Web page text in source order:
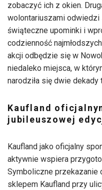
zobaczyć ich z okien.
wolontariuszami odwiedzi
świąteczne upominki i
codzienność
akcji odbędzie się w
niedaleko miejsca, w
narodziła się dwie dekady
Kaufland
jubileuszowej
Kaufland jako oficjalny
aktywnie wspiera
Symboliczne przekazanie
sklepem Kaufland przy